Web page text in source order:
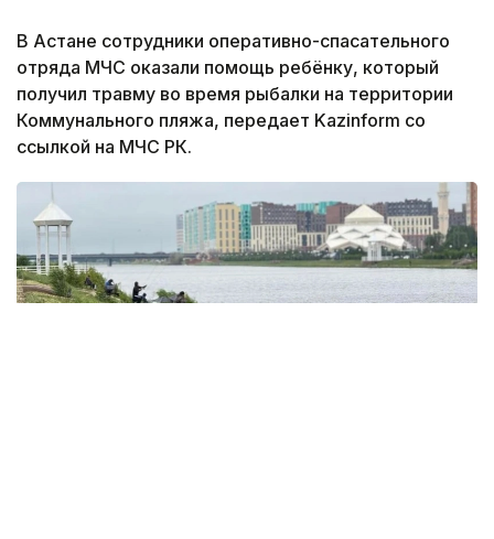
В Астане сотрудники оперативно-спасательного
отряда МЧС оказали помощь ребёнку, который
получил травму во время рыбалки на территории
Коммунального пляжа, передает Kazinform со
ссылкой на МЧС РК.